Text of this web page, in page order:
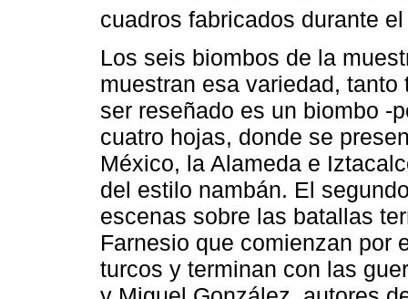
cuadros fabricados durante
Los seis biombos de la
muestran esa variedad,
ser reseñado es un biombo -
cuatro hojas, donde se
México, la Alameda e
del estilo nambán. El
escenas sobre las batallas
Farnesio que comienzan por
turcos y terminan con las